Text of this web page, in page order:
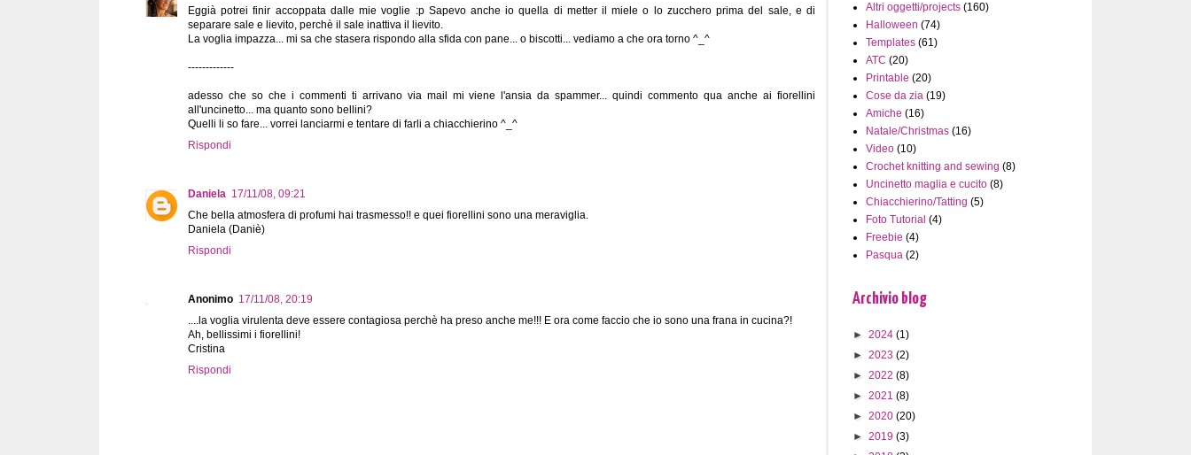
Eggià potrei finir accoppata dalle mie voglie :p Sapevo anche io quella di metter il miele o lo zucchero prima del sale, e di
separare sale e lievito, perchè il sale inattiva il lievito.
La voglia impazza... mi sa che stasera rispondo alla sfida con pane... o biscotti... vediamo a che ora torno ^_^
-------------
adesso che so che i commenti ti arrivano via mail mi viene l'ansia da spammer... quindi commento qua anche ai fiorellini
all'uncinetto... ma quanto sono bellini?
Quelli li so fare... vorrei lanciarmi e tentare di farli a chiacchierino ^_^
Rispondi
Daniela 17/11/08, 09:21
Che bella atmosfera di profumi hai trasmesso!! e quei fiorellini sono una meraviglia.
Daniela (Daniè)
Rispondi
Anonimo 17/11/08, 20:19
....la voglia virulenta deve essere contagiosa perchè ha preso anche me!!! E ora come faccio che io sono una frana in cucina?!
Ah, bellissimi i fiorellini!
Cristina
Rispondi
Altri oggetti/projects (160)
Halloween (74)
Templates (61)
ATC (20)
Printable (20)
Cose da zia (19)
Amiche (16)
Natale/Christmas (16)
Video (10)
Crochet knitting and sewing (8)
Uncinetto maglia e cucito (8)
Chiacchierino/Tatting (5)
Foto Tutorial (4)
Freebie (4)
Pasqua (2)
Archivio blog
► 2024 (1)
► 2023 (2)
► 2022 (8)
► 2021 (8)
► 2020 (20)
► 2019 (3)